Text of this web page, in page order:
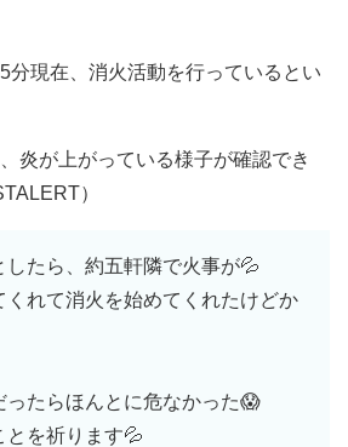
分現在、消火活動を行っているとい
炎が上がっている様子が確認でき
）
したら、約五軒隣で火事が💦
くれて消火を始めてくれたけどか
ったらほんとに危なかった😱
とを祈ります💦